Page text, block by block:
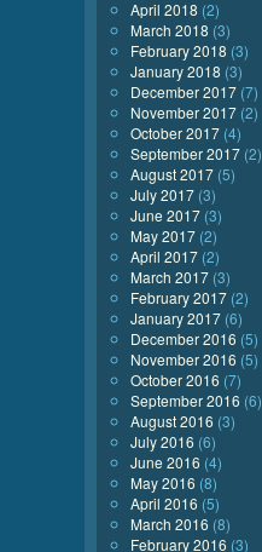
April 2018 (2)
March 2018 (3)
February 2018 (3)
January 2018 (3)
December 2017 (7)
November 2017 (2)
October 2017 (4)
September 2017 (2)
August 2017 (5)
July 2017 (3)
June 2017 (3)
May 2017 (2)
April 2017 (2)
March 2017 (3)
February 2017 (2)
January 2017 (6)
December 2016 (5)
November 2016 (5)
October 2016 (7)
September 2016 (6)
August 2016 (3)
July 2016 (6)
June 2016 (4)
May 2016 (8)
April 2016 (5)
March 2016 (8)
February 2016 (3)